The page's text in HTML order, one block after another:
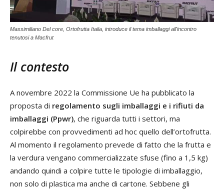
Massimiliano Del core, Ortofrutta Italia, introduce il tema imballaggi all'incontro
tenutosi a Macfrut
Il contesto
A novembre 2022 la Commissione Ue ha pubblicato la
proposta di regolamento sugli imballaggi e i rifiuti da
imballaggi (Ppwr), che riguarda tutti i settori, ma
colpirebbe con provvedimenti ad hoc quello dell’ortofrutta.
Al momento il regolamento prevede di fatto che la frutta e
la verdura vengano commercializzate sfuse (fino a 1,5 kg)
andando quindi a colpire tutte le tipologie di imballaggio,
non solo di plastica ma anche di cartone. Sebbene gli